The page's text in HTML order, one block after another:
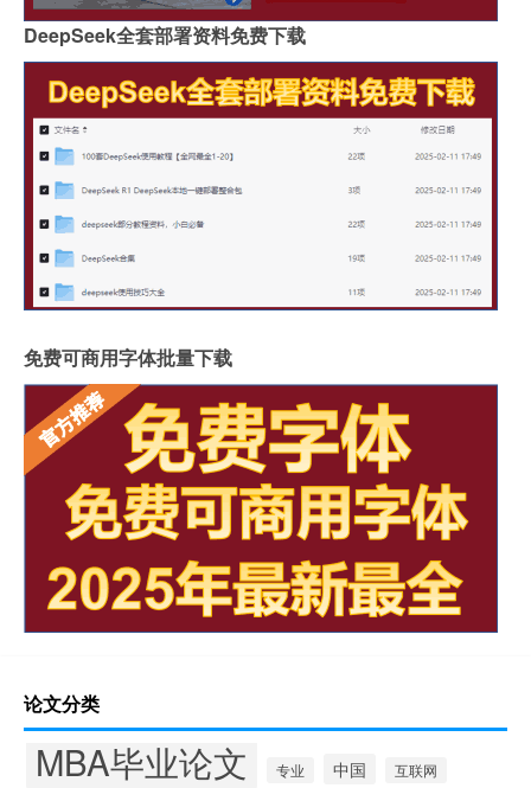
DeepSeek全套部署资料免费下载
免费可商用字体批量下载
论文分类
MBA毕业论文 专业 中国
互联网